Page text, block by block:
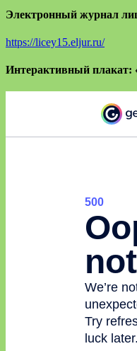
Электронный журнал
https://licey15.eljur.ru/
Интерактивный плакат: